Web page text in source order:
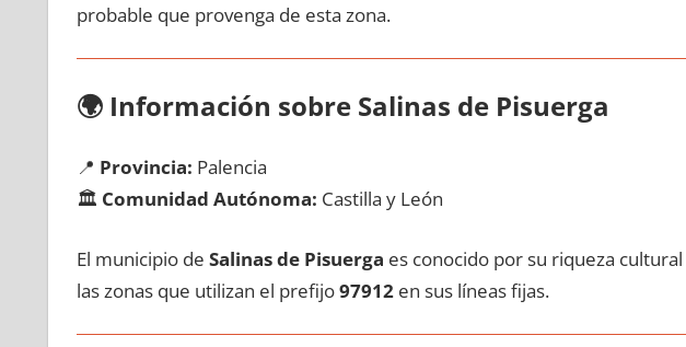
probable quе provenga dе esta zona.
🌍 Información sobre Salinas dе Pisuerga
📍 Provincia: Palencia
🏛️ Comunidad Autónoma: Castilla у León
El municipio dе Salinas dе Pisuerga es conocido pοr su riqueza
las zonas quе utilizan el prefijo97912en sus líneas fijas.